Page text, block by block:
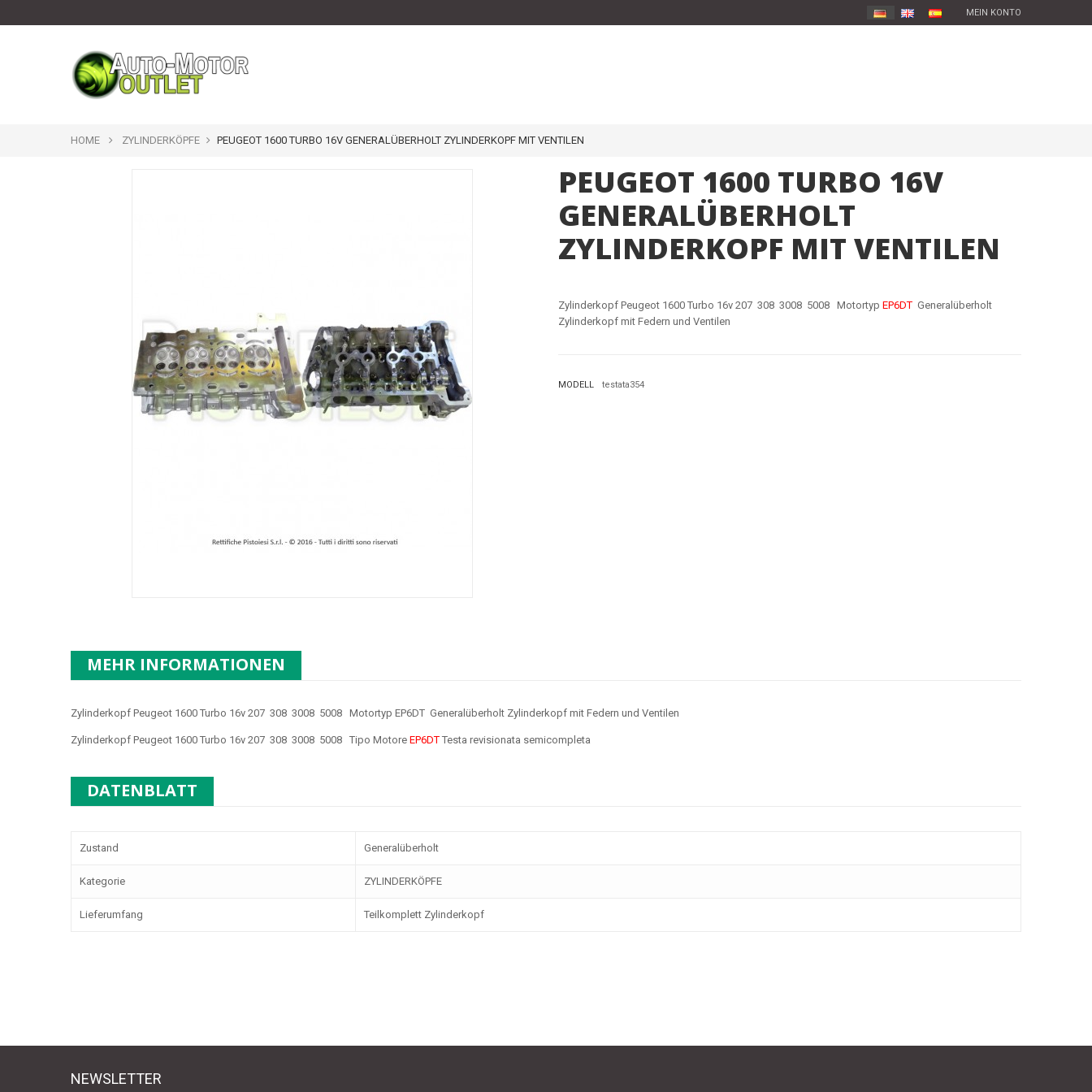
MEIN KONTO
HOME ZYLINDERKÖPFE PEUGEOT 1600 TURBO 16V GENERALÜBERHOLT ZYLINDERKOPF MIT VENTILEN
PEUGEOT 1600 TURBO 16V
GENERALÜBERHOLT
ZYLINDERKOPF MIT VENTILEN
Zylinderkopf Peugeot 1600 Turbo 16v 207 308 3008 5008 Motortyp EP6DT Generalüberholt
Zylinderkopf mit Federn und Ventilen
MODELL testata354
MEHR INFORMATIONEN
Zylinderkopf Peugeot 1600 Turbo 16v 207 308 3008 5008 Motortyp EP6DT Generalüberholt Zylinderkopf mit Federn und Ventilen
Zylinderkopf Peugeot 1600 Turbo 16v 207 308 3008 5008 Tipo Motore EP6DT Testa revisionata semicompleta
DATENBLATT
Zustand Generalüberholt
Kategorie ZYLINDERKÖPFE
Lieferumfang Teilkomplett Zylinderkopf
NEWSLETTER